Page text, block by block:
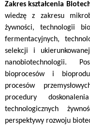
Zakres kształcenia
wiedzę z zakresu
żywności, technologii
fermentacyjnych,
selekcji i
nanobiotechnologii.
bioprocesów i
procesów
procedury
technologicznych
perspektywy rozwoju